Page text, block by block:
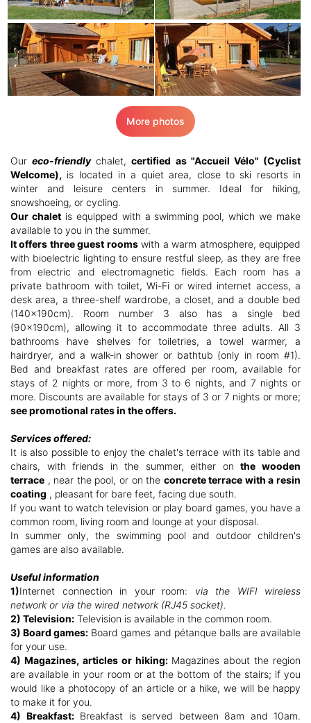
More photos
Oureco-friendlychalet,certified as "Accueil Vélo" (Cyclist
Welcome), is located in a quiet area, close to ski resorts in
winter and leisure centers in summer. Ideal for hiking,
snowshoeing, or cycling.
Our chaletis equipped with a swimming pool, which we make
available to you in the summer.
It offers three guest roomswith a warm atmosphere, equipped
with bioelectric lighting to ensure restful sleep, as they are free
from electric and electromagnetic fields. Each room has a
private bathroom with toilet, Wi-Fi or wired internet access, a
desk area, a three-shelf wardrobe, a closet, and a double bed
(140x190cm). Room number 3 also has a single bed
(90x190cm), allowing it to accommodate three adults. All 3
bathrooms have shelves for toiletries, a towel warmer, a
hairdryer, and a walk-in shower or bathtub (only in room #1).
Bed and breakfast rates are offered per room, available for
stays of 2 nights or more, from 3 to 6 nights, and 7 nights or
more. Discounts are available for stays of 3 or 7 nights or more;
see promotional rates in the offers.
Services offered:
It is also possible to enjoy the chalet's terrace with its table and
chairs, with friends in the summer, either onthe wooden
terrace , near the pool, or on the concrete terrace with a resin
coating , pleasant for bare feet, facing due south.
If you want to watch television or play board games, you have a
common room, living room and lounge at your disposal.
In summer only, the swimming pool and outdoor children's
games are also available.
Useful information
1)Internet connection in your room: via the WIFI wireless
network or via the wired network (RJ45 socket).
2) Television: Television is available in the common room.
3) Board games: Board games and pétanque balls are available
for your use.
4) Magazines, articles or hiking:Magazines about the region
are available in your room or at the bottom of the stairs; if you
would like a photocopy of an article or a hike, we will be happy
to make it for you.
4) Breakfast:Breakfast is served between 8am and 10am.